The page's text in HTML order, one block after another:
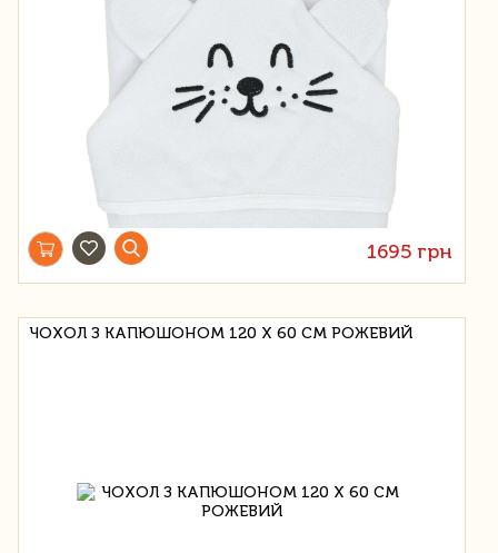
1695 грн
ЧОХОЛ З КАПЮШОНОМ 120 Х 60 СМ РОЖЕВИЙ